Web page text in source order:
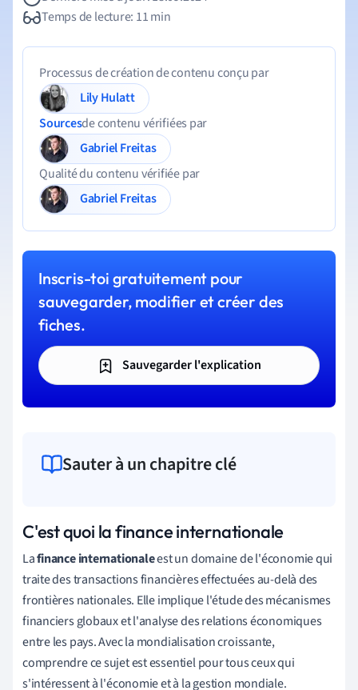
Temps de lecture: 11 min
Processus de création de contenu conçu par
Lily Hulatt
Sourcesde contenu vérifiées par
Gabriel Freitas
Qualité du contenu vérifiée par
Gabriel Freitas
Inscris-toi gratuitement pour
sauvegarder, modifier et créer des
fiches.
Sauvegarder l'explication
Sauter à un chapitre clé
C'est quoi la finance internationale
Lafinance internationaleest un domaine de l'économie qui
traite des transactions financières effectuées au-delà des
frontières nationales. Elle implique l'étude des mécanismes
financiers globaux et l'analyse des relations économiques
entre les pays. Avec la mondialisation croissante,
comprendre ce sujet est essentiel pour tous ceux qui
s'intéressent à l'économie et à la gestion mondiale.